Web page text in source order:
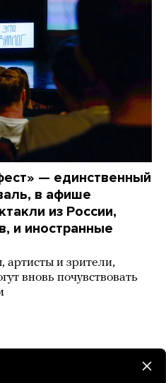
— единственный
в афише
из России,
и иностранные
артисты и зрители,
вновь почувствовать
против
руку учительнице.